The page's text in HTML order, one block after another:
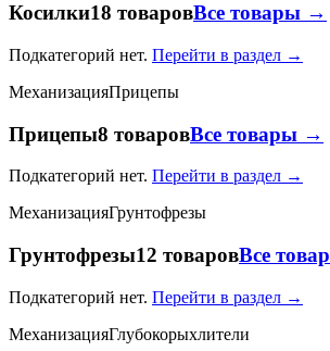
Косилки18 товаровВсе товары →
Подкатегорий нет. Перейти в раздел →
МеханизацияПрицепы
Прицепы8 товаровВсе товары →
Подкатегорий нет. Перейти в раздел →
МеханизацияГрунтофрезы
Грунтофрезы12 товаровВсе
Подкатегорий нет. Перейти в раздел →
МеханизацияГлубокорыхлители